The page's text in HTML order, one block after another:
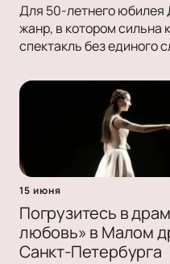
Для 50-летнего
жанр, в котором сильна
спектакль без единого
15 июня
Погрузитесь в
любовь» в Малом
Санкт-Петербурга